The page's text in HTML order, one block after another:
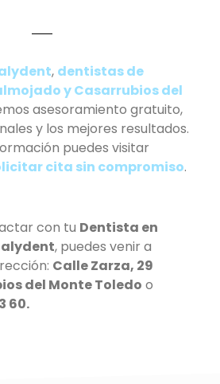
, dentistas de
y Casarrubios del
asesoramiento gratuito,
y los mejores resultados.
puedes visitar
cita sin compromiso.
con tu Dentista en
, puedes venir a
Calle Zarza, 29
del Monte Toledo o
60.